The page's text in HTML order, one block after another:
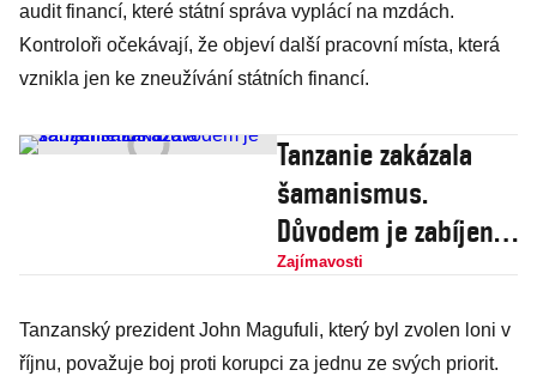
audit financí, které státní správa vyplácí na mzdách.
Kontroloři očekávají, že objeví další pracovní místa, která
vznikla jen ke zneužívání státních financí.
Tanzanie zakázala
šamanismus.
Důvodem je zabíjení
albínů
Zajímavosti
Tanzanský prezident John Magufuli, který byl zvolen loni v
říjnu, považuje boj proti korupci za jednu ze svých priorit.